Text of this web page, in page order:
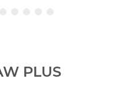
PLUS